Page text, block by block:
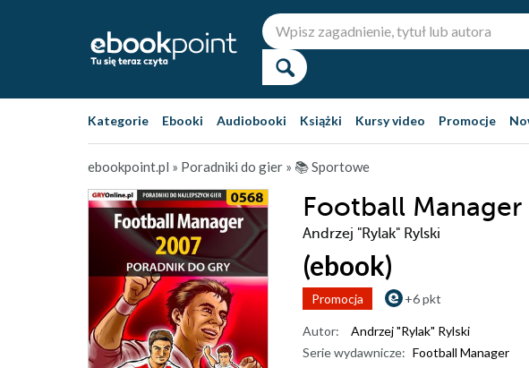
Kategorie Ebooki Audiobooki Książki Kursy video Promocje
ebookpoint.pl » Poradniki do gier » 📚 Sportowe
Football
Andrzej "Rylak" Rylski
(ebook)
Promocja +6 pkt
Autor:
Andrzej "Rylak" Rylski
Serie wydawnicze: Football Manager